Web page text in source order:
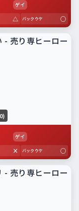
ゲイ
△ バックウケ ○
ゲイ
× バックウケ ○